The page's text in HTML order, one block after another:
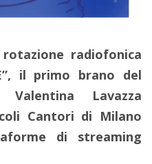
radiofonica
il primo brano del
Lavazza
Cantori di Milano
di streaming